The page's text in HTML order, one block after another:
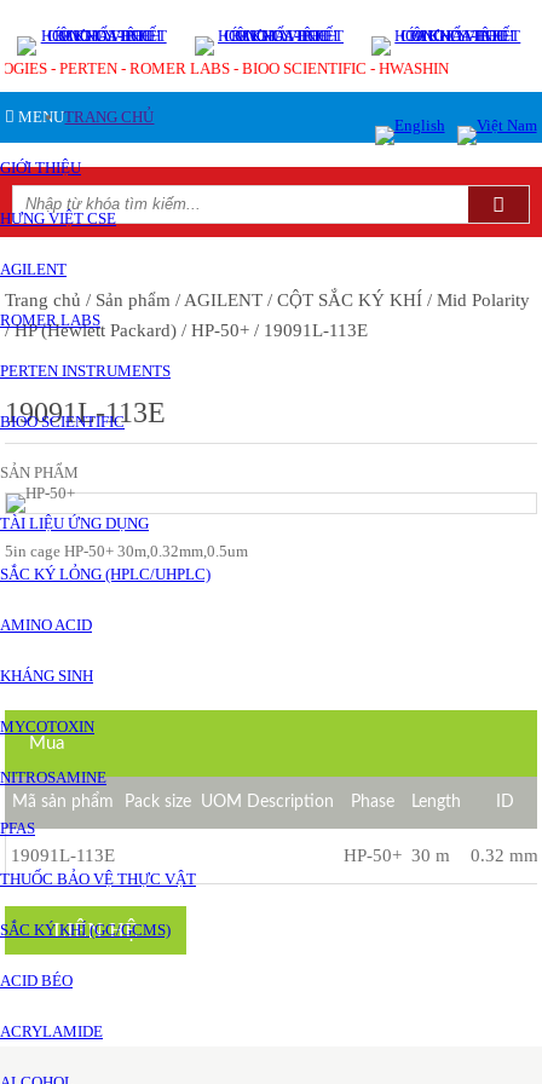
- PERTEN - ROMER LABS - BIOO SCIENTIFIC - HWASHIN
MENUTRANG CHỦ
GIỚI THIỆU
HƯNG VIỆT CSE
AGILENT
ROMER LABS
PERTEN INSTRUMENTS
BIOO SCIENTIFIC
SẢN PHẨM
TÀI LIỆU ỨNG DỤNG
SẮC KÝ LỎNG (HPLC/UHPLC)
AMINO ACID
KHÁNG SINH
MYCOTOXIN
NITROSAMINE
PFAS
THUỐC BẢO VỆ THỰC VẬT
SẮC KÝ KHÍ (GC/GCMS)
ACID BÉO
ACRYLAMIDE
Trang chủ / Sản phẩm / AGILENT / CỘT SẮC KÝ KHÍ / Mid Polarity
/ HP (Hewlett Packard) / HP-50+ / 19091L-113E
19091L-113E
5in cage HP-50+ 30m,0.32mm,0.5um
Mua
Mã sản phẩm Pack size UOM Description Phase Length ID
19091L-113E HP-50+ 30 m 0.32 mm
LIÊN HỆ